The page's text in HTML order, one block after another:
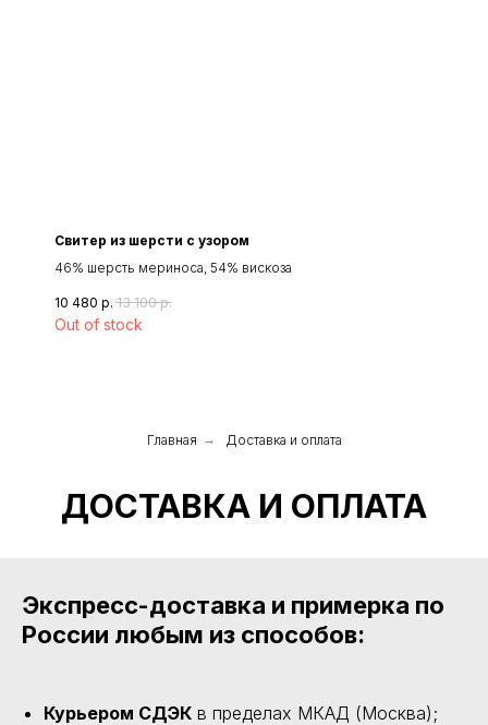
Свитер из шерсти с узором
46% шерсть мериноса, 54% вискоза
10 480 р. 13 100 р.
Out of stock
Главная → Доставка и оплата
ДОСТАВКА И ОПЛАТА
Экспресс-доставка и примерка по
России любым из способов:
Курьером СДЭК в пределах МКАД (Москва);